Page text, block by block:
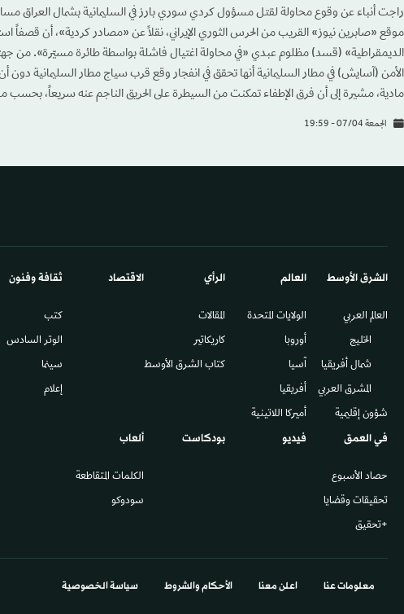
راجت أنباء عن وقوع محاولة لقتل مسؤول كردي سوري بارز في السليمانية بشمال العراق
موقع «صابرين نيوز» القريب من الحرس الثوري الإيراني، نقلاً عن «مصادر كردية»، أن قصفاً
الديمقراطية» (قسد) مظلوم عبدي «في محاولة اغتيال فاشلة بواسطة طائرة مسيّرة». من
الأمن (آسايش) في مطار السليمانية أنها تحقق في انفجار وقع قرب سياج مطار السليمانية
مادية، مشيرة إلى أن فرق الإطفاء تمكنت من السيطرة على الحريق الناجم عنه سريعاً، بحسب
الجمعة 07/04 - 19:59
الشرق الأوسط​
العالم العربي
الخليج
شمال أفريقيا
المشرق العربي
شؤون إقليمية
العالم
الولايات المتحدة
أوروبا
آسيا
أفريقيا
أميركا اللاتينية
الرأي
المقالات
كاريكاتير
كتاب الشرق الأوسط
الاقتصاد ثقافة وفنون
كتب
الوتر السادس​
سينما
إعلام
في العمق
حصاد الأسبوع
تحقيقات وقضايا
+تحقيق
فيديو بودكاست ألعاب
الكلمات المتقاطعة
سودوكو
معلومات عنا اعلن معنا الأحكام والشروط سياسة الخصوصية